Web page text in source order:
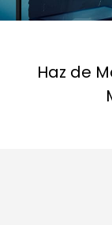
Haz de